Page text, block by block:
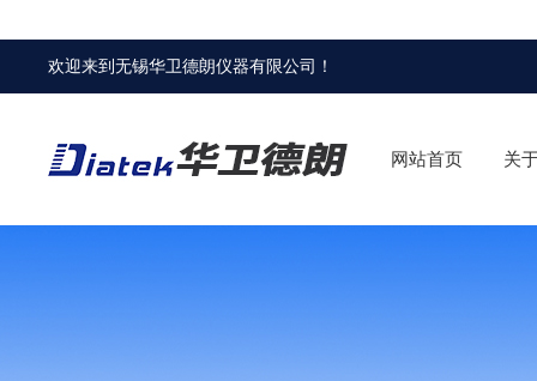
欢迎来到无锡华卫德朗仪器有限公司 ！
网站首页 关